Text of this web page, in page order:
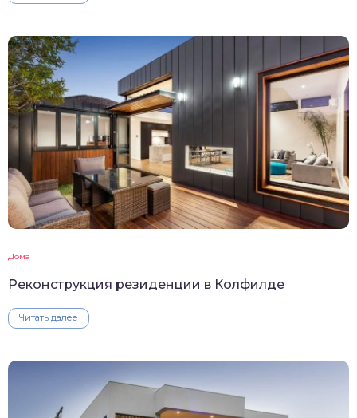
Дома
Реконструкция резиденции в Колфилде
Читать далее